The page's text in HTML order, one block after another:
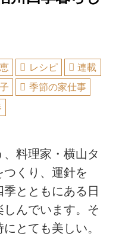
レシピ
連載
季節の家仕事
、料理家・横山タ
くり、運針を
とともにある日
んでいます。そ
とても美しい。